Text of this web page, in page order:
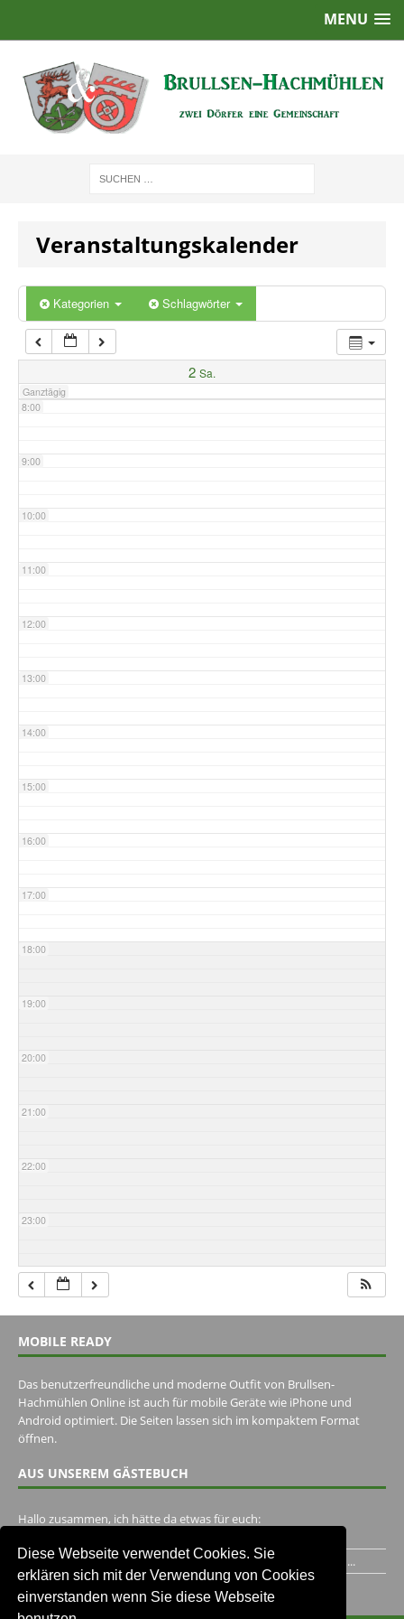
Diese Webseite verwendet Cookies. Sie
erklären sich mit der Verwendung von Cookies
einverstanden wenn Sie diese Webseite
MENU
Veranstaltungskalender
Kategorien Schlagwörter
2 Sa.
Ganztägig
2:00
5:00
7:00
8:00
9:00
10:00
11:00
12:00
13:00
14:00
15:00
16:00
17:00
18:00
19:00
20:00
21:00
22:00
23:00
MOBILE READY
Das benutzerfreundliche und moderne Outfit von Brullsen-
Hachmühlen Online ist auch für mobile Geräte wie iPhone und
Android optimiert. Die Seiten lassen sich im kompaktem Format
öffnen.
AUS UNSEREM GÄSTEBUCH
Hallo zusammen, ich hätte da etwas für euch:
Ich habe ein Jahr im Gasthaus Hugo Pape verbracht..Habe ihn...
Unser Gästebuch besuchen